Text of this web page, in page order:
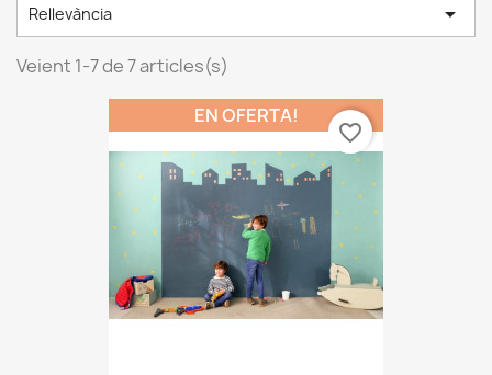
Rellevància 
Veient 1-7 de 7 articles(s)
EN OFERTA!
favorite_border